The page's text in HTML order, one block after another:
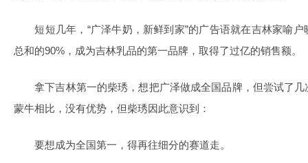
短短几年，“广泽牛奶，新鲜到家”的广告语就在吉林家喻户
总和的90%，成为吉林乳品的第一品牌，取得了过亿的销售额。
拿下吉林第一的柴琇，想把广泽做成全国品牌，但尝试了几
蒙牛相比，没有优势，但柴琇因此意识到：
要想成为全国第一，得再往细分的赛道走。